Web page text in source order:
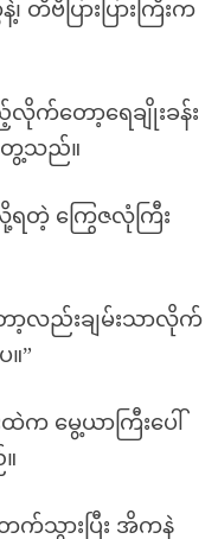
တီဗီပြားပြားကြီးက
က်တော့ရေချိုးခန်း
ေ့သည်။
ရတဲ့ ကြွေဇလုံကြီး
ာ့လည်းချမ်းသာလိုက်
။”
က မွေ့ယာကြီးပေါ်
က်သွားပြီး အိကနဲ